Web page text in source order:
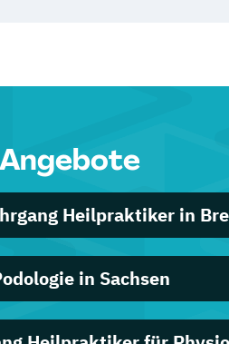
Heilpraktiker in
in Sachsen